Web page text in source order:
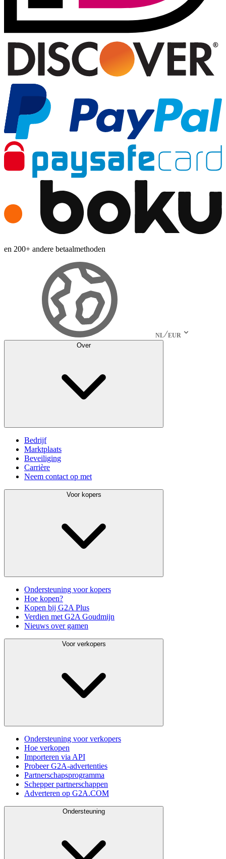
en 200+ andere betaalmethoden
NL EUR
Over
Bedrijf
Marktplaats
Beveiliging
Carrière
Neem contact op met
Voor kopers
Ondersteuning voor kopers
Hoe kopen?
Kopen bij G2A Plus
Verdien met G2A Goudmijn
Nieuws over gamen
Voor verkopers
Ondersteuning voor verkopers
Hoe verkopen
Importeren via API
Probeer G2A-advertenties
Partnerschapsprogramma
Schepper partnerschappen
Adverteren op G2A.COM
Ondersteuning